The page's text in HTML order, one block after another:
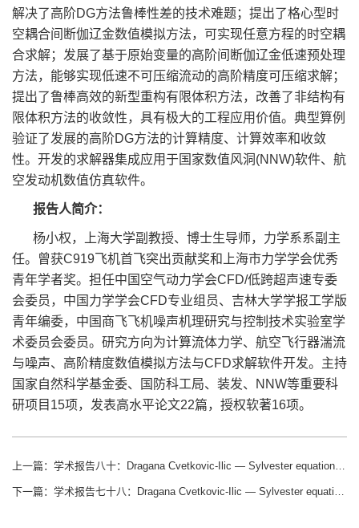
解决了高阶DG方法鲁棒性差的技术难题；提出了格心型时
空耦合间断伽辽金数值模拟方法，可实现任意方程的时空耦
合求解；发展了基于原始变量的高阶间断伽辽金低速预处理
方法，能够实现低速不可压缩流动的高阶精度可压缩求解；
提出了鲁棒高效的新型重构有限体积方法，改善了非结构有
限体积方法的收敛性，具有极大的工程应用价值。典型算例
验证了发展的高阶DG方法的计算精度、计算效率和收敛
性。开发的求解器集成应用于国家数值风洞(NNW)软件、航
空发动机数值仿真软件。
报告人简介：
杨小权，上海大学副教授、博士生导师，力学系系副主
任。曾获C919飞机首飞突出贡献奖和上海市力学学会优秀
青年学者奖。担任中国空气动力学会CFD/低跨超声速专委
会委员，中国力学学会CFD专业组员、吉林大学学报工学版
青年编委，中国商飞飞机噪声机理研究与控制技术实验室学
术委员会委员。研究方向为计算流体力学、航空飞行器湍流
与噪声、高阶精度数值模拟方法与CFD求解软件开发。主持
国家自然科学基金委、国防科工局、装发、NNW等重要科
研项目15项，发表高水平论文22篇，授权软著16项。
上一篇： 学术报告八十：Dragana Cvetkovic-Ilic — Sylvester equations in Hilbert and Banach spaces
下一篇： 学术报告七十八：Dragana Cvetkovic-Ilic — Sylvester equations of operators